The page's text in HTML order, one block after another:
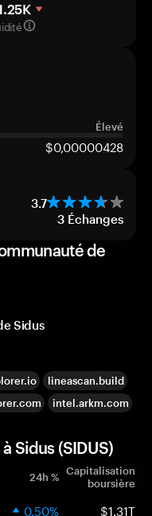
Élevé
$0,00000428
3.7
3 Échanges
de
Sidus
lineascan.build
intel.arkm.com
Sidus (SIDUS)
24h % Capitalisation
boursière
0.50% $1.31T